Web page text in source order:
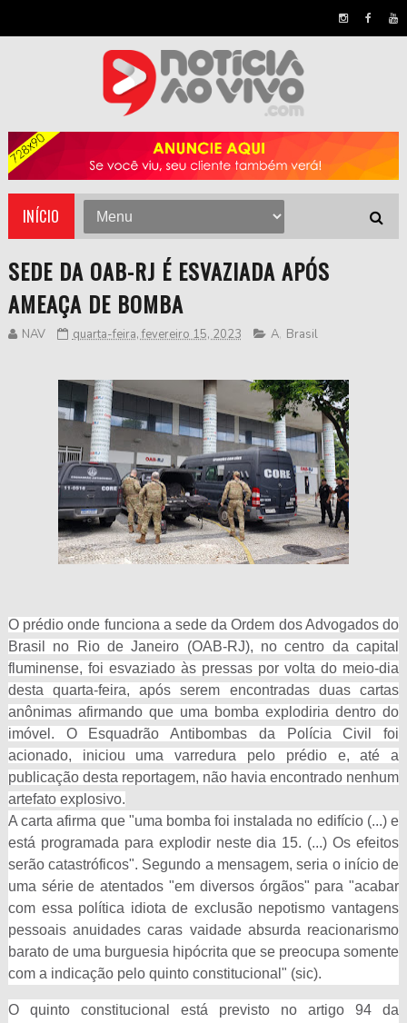
INÍCIO
SEDE DA OAB-RJ É ESVAZIADA APÓS
AMEAÇA DE BOMBA
NAV quarta-feira, fevereiro 15, 2023 A, Brasil
O prédio onde funciona a sede da Ordem dos Advogados do
Brasil no Rio de Janeiro (OAB-RJ), no centro da capital
fluminense, foi esvaziado às pressas por volta do meio-dia
desta quarta-feira, após serem encontradas duas cartas
anônimas afirmando que uma bomba explodiria dentro do
imóvel. O Esquadrão Antibombas da Polícia Civil foi
acionado, iniciou uma varredura pelo prédio e, até a
publicação desta reportagem, não havia encontrado nenhum
artefato explosivo.
A carta afirma que "uma bomba foi instalada no edifício (...) e
está programada para explodir neste dia 15. (...) Os efeitos
serão catastróficos". Segundo a mensagem, seria o início de
uma série de atentados "em diversos órgãos" para "acabar
com essa política idiota de exclusão nepotismo vantagens
pessoais anuidades caras vaidade absurda reacionarismo
barato de uma burguesia hipócrita que se preocupa somente
com a indicação pelo quinto constitucional" (sic).
O quinto constitucional está previsto no artigo 94 da